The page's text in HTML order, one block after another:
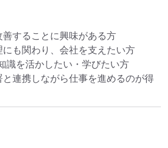
することに興味がある方
も関わり、会社を支えたい方
を活かしたい・学びたい方
連携しながら仕事を進めるのが得